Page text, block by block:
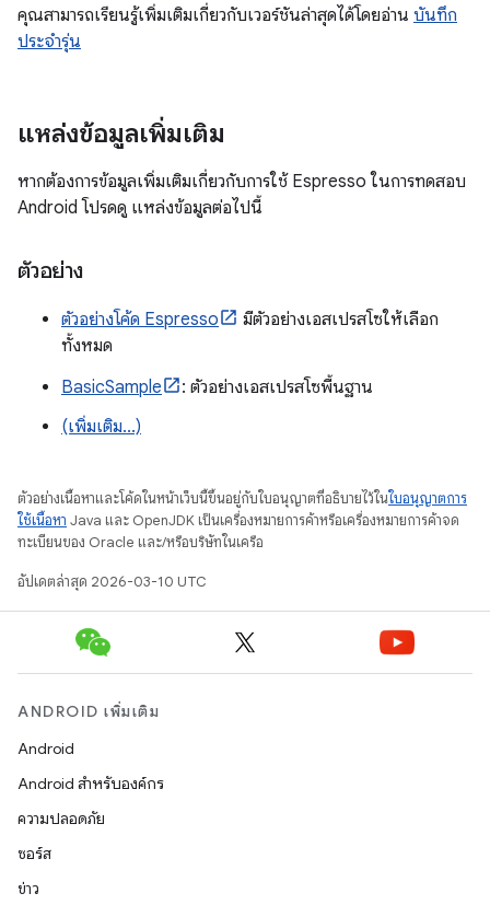
คุณสามารถเรียนรู้เพิ่มเติมเกี่ยวกับเวอร์ชันล่าสุดได้โดยอ่าน บันทึก
ประจำรุ่น
แหล่งข้อมูลเพิ่มเติม
หากต้องการข้อมูลเพิ่มเติมเกี่ยวกับการใช้ Espresso ในการทดสอบ
Android โปรดดู แหล่งข้อมูลต่อไปนี้
ตัวอย่าง
ตัวอย่างโค้ด Espresso
มีตัวอย่างเอสเปรสโซให้เลือก
ทั้งหมด
BasicSample
: ตัวอย่างเอสเปรสโซพื้นฐาน
(เพิ่มเติม...)
ตัวอย่างเนื้อหาและโค้ดในหน้าเว็บนี้ขึ้นอยู่กับใบอนุญาตที่อธิบายไว้ในใบอนุญาตการ
ใช้เนื้อหา Java และ OpenJDK เป็นเครื่องหมายการค้าหรือเครื่องหมายการค้าจด
ทะเบียนของ Oracle และ/หรือบริษัทในเครือ
อัปเดตล่าสุด 2026-03-10 UTC
ANDROID เพิ่มเติม
Android
Android สำหรับองค์กร
ความปลอดภัย
ซอร์ส
ข่าว